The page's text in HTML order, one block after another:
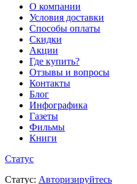
О компании
Условия доставки
Способы оплаты
Скидки
Акции
Где купить?
Отзывы и вопросы
Контакты
Блог
Инфографика
Газеты
Фильмы
Книги
Статус
Статус: Авторизируйтесь